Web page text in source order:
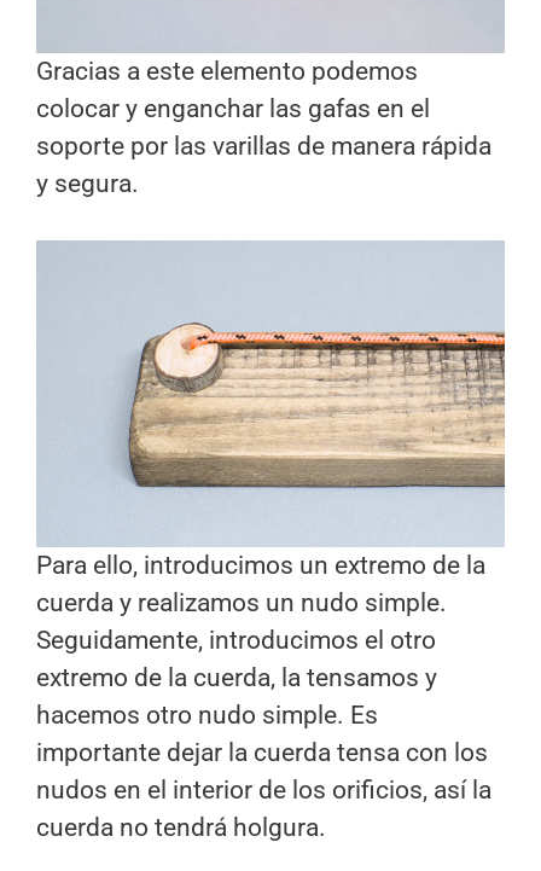
Gracias a este elemento podemos
colocar y enganchar las gafas en el
soporte por las varillas de manera rápida
y segura.
Para ello, introducimos un extremo de la
cuerda y realizamos un nudo simple.
Seguidamente, introducimos el otro
extremo de la cuerda, la tensamos y
hacemos otro nudo simple. Es
importante dejar la cuerda tensa con los
nudos en el interior de los orificios, así la
cuerda no tendrá holgura.